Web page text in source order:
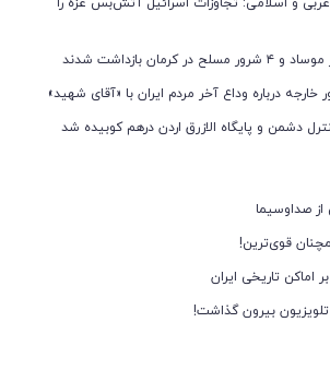
۸ کشور عربی و اسلامی: تجاوزات اسرائیل آتش‌بس غزه را
درباره وداع آخر مردم ایران با «آقای شهید»
دشمن و پایگاه الازرق اردن درهم کوبیده شد
از صداوسیما
قوی‌ترین!
اماکن تاریخی ایران
بیرون گذاشت!